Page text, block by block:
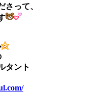
さって、
タント